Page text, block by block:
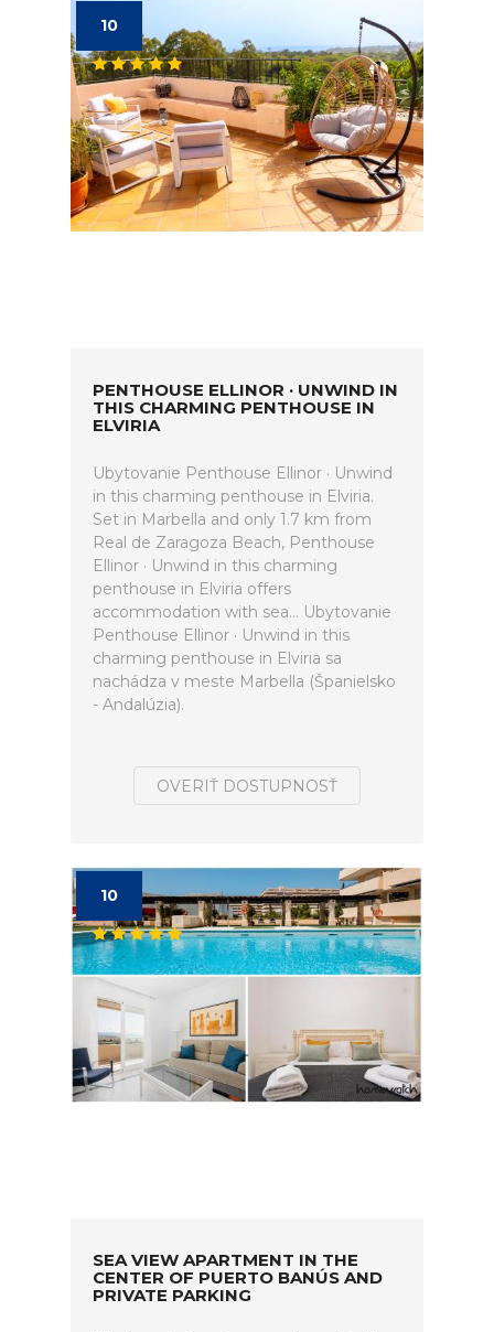
10
PENTHOUSE ELLINOR · UNWIND IN
THIS CHARMING PENTHOUSE IN
ELVIRIA
Ubytovanie Penthouse Ellinor · Unwind
in this charming penthouse in Elviria.
Set in Marbella and only 1.7 km from
Real de Zaragoza Beach, Penthouse
Ellinor · Unwind in this charming
penthouse in Elviria offers
accommodation with sea... Ubytovanie
Penthouse Ellinor · Unwind in this
charming penthouse in Elviria sa
nachádza v meste Marbella (Španielsko
- Andalúzia).
OVERIŤ DOSTUPNOSŤ
10
SEA VIEW APARTMENT IN THE
CENTER OF PUERTO BANÚS AND
PRIVATE PARKING